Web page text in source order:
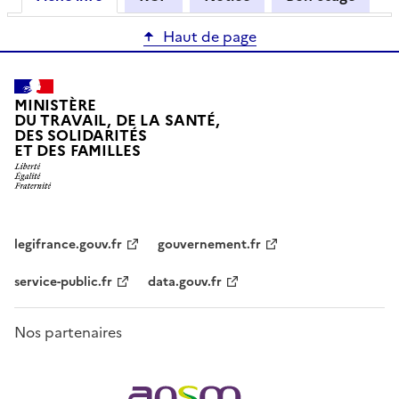
Haut de page
MINISTÈRE
DU TRAVAIL, DE LA SANTÉ,
DES SOLIDARITÉS
ET DES FAMILLES
legifrance.gouv.fr
gouvernement.fr
service-public.fr
data.gouv.fr
Nos partenaires